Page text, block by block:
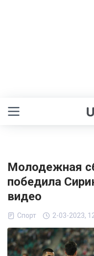
Молодежная
победила
видео
Спорт 2-03-2023,